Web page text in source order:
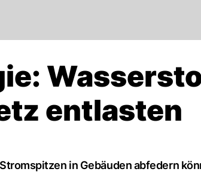
entlasten
in Gebäuden abfedern